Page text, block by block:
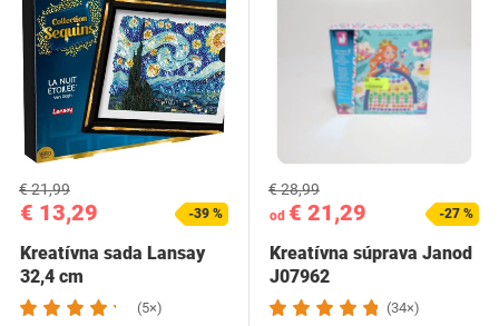
€ 13,29
€ 21,99
-39 %
Kreatívna sada Lansay
32,4 cm
(5×)
od € 21,29
€ 28,99
-27 %
Kreatívna súprava Janod
J07962
(34×)